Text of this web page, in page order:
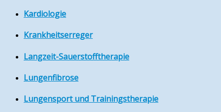
Kardiologie
Krankheitserreger
Langzeit-Sauerstofftherapie
Lungenfibrose
Lungensport und Trainingstherapie